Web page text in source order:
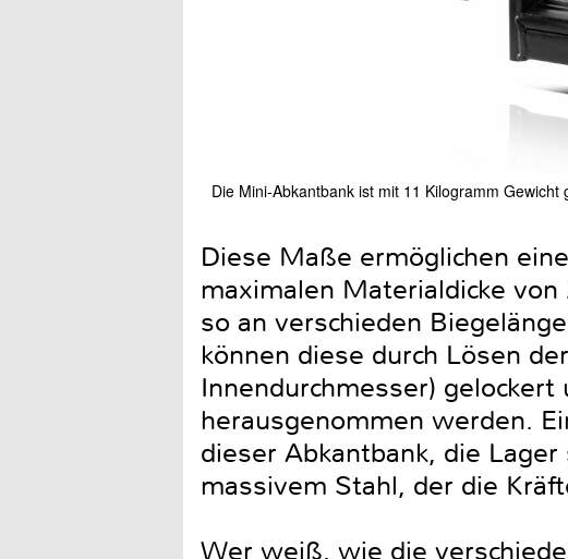
Die Mini-Abkantbank ist mit 11 Kilogramm Gewicht
Diese Maße ermöglichen
maximalen Materialdicke
so an verschieden
können diese durch Lösen
Innendurchmesser)
herausgenommen werden.
dieser Abkantbank, die
massivem Stahl, der die
Wer weiß, wie die